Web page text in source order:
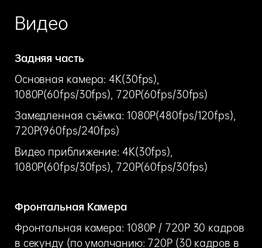
Видео
Задняя часть
Основная камера: 4K(30fps),
1080P(60fps/30fps), 720P(60fps/30fps)
Замедленная съёмка: 1080P(480fps/120fps),
720P(960fps/240fps)
Видео приближение: 4K(30fps),
1080P(60fps/30fps), 720P(60fps/30fps)
Фронтальная Камера
Фронтальная камера: 1080P / 720P 30 кадров
в секунду (по умолчанию: 720P (30 кадров в